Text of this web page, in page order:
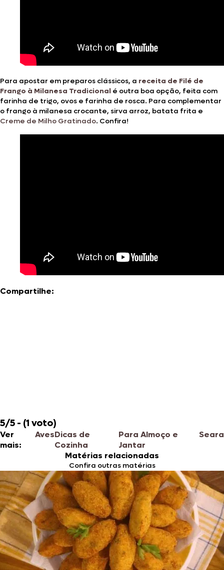
Para apostar em preparos clássicos, a receita de Filé de
Frango à Milanesa Tradicional é outra boa opção, feita com
farinha de trigo, ovos e farinha de rosca. Para complementar
o frango à milanesa crocante, sirva arroz, batata frita e
Creme de Milho Gratinado. Confira!
Compartilhe:
5/5 - (1 voto)
Ver
mais:
AvesDicas de
Cozinha
Para Almoço e
Jantar
Seara
Matérias relacionadas
Confira outras matérias